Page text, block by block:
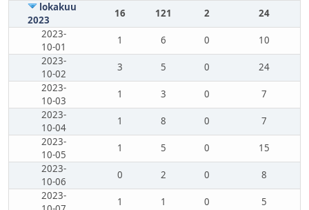
lokakuu
2023
16 121 2
24
2023-
10-01
1 6 0
10
2023-
10-02
3 5 0
24
2023-
10-03
1 3 0
7
2023-
10-04
1 8 0
7
2023-
10-05
1 5 0
15
2023-
10-06
0 2 0
8
2023-
1 1 0
5